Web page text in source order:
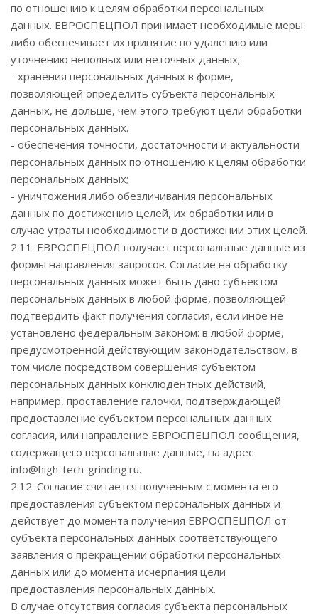
по отношению к целям обработки персональных
данных. ЕВРОСПЕЦПОЛ принимает необходимые меры
либо обеспечивает их принятие по удалению или
уточнению неполных или неточных данных;
- хранения персональных данных в форме,
позволяющей определить субъекта персональных
данных, не дольше, чем этого требуют цели обработки
персональных данных.
- обеспечения точности, достаточности и актуальности
персональных данных по отношению к целям обработки
персональных данных;
- уничтожения либо обезличивания персональных
данных по достижению целей, их обработки или в
случае утраты необходимости в достижении этих целей.
2.11. ЕВРОСПЕЦПОЛ получает персональные данные из
формы направления запросов. Согласие на обработку
персональных данных может быть дано субъектом
персональных данных в любой форме, позволяющей
подтвердить факт получения согласия, если иное не
установлено федеральным законом: в любой форме,
предусмотренной действующим законодательством, в
том числе посредством совершения субъектом
персональных данных конклюдентных действий,
например, проставление галочки, подтверждающей
предоставление субъектом персональных данных
согласия, или направление ЕВРОСПЕЦПОЛ сообщения,
содержащего персональные данные, на адрес
info@high-tech-grinding.ru.
2.12. Согласие считается полученным с момента его
предоставления субъектом персональных данных и
действует до момента получения ЕВРОСПЕЦПОЛ от
субъекта персональных данных соответствующего
заявления о прекращении обработки персональных
данных или до момента исчерпания цели
предоставления персональных данных.
В случае отсутствия согласия субъекта персональных